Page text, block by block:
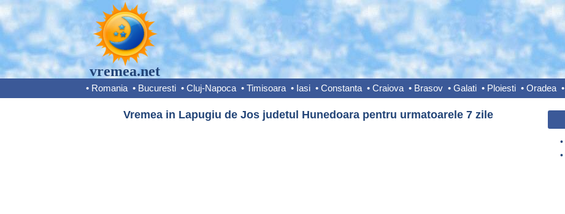
vremea.net
• Romania • Bucuresti • Cluj-Napoca • Timisoara • Iasi • Constanta • Craiova • Brasov • Galati • Ploiesti • Oradea •
Vremea in Lapugiu de Jos judetul Hunedoara pentru urmatoarele 7 zile
•
•